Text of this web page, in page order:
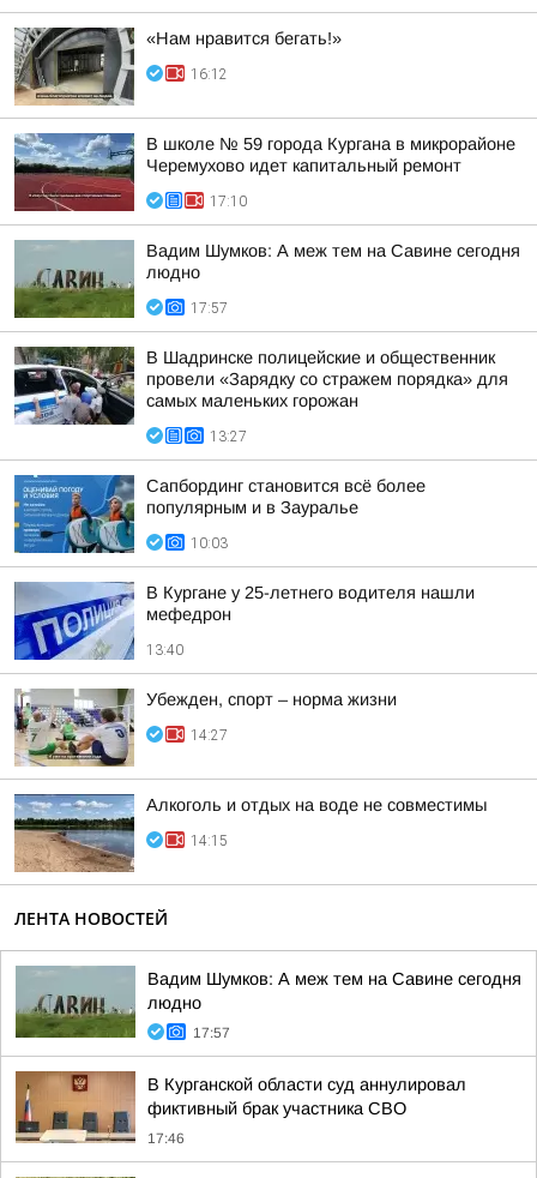
«Нам нравится бегать!»
16:12
В школе № 59 города Кургана в микрорайоне
Черемухово идет капитальный ремонт
17:10
Вадим Шумков: А меж тем на Савине сегодня
людно
17:57
В Шадринске полицейские и общественник
провели «Зарядку со стражем порядка» для
самых маленьких горожан
13:27
Сапбординг становится всё более
популярным и в Зауралье
10:03
В Кургане у 25-летнего водителя нашли
мефедрон
13:40
Убежден, спорт – норма жизни
14:27
Алкоголь и отдых на воде не совместимы
14:15
ЛЕНТА НОВОСТЕЙ
Вадим Шумков: А меж тем на Савине сегодня
людно
17:57
В Курганской области суд аннулировал
фиктивный брак участника СВО
17:46